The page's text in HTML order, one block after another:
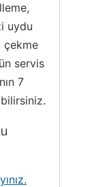
uydu
çekme
servis
7